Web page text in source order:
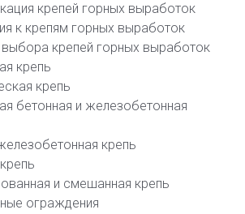
крепей горных выработок
к крепям горных выработок
крепей горных выработок
крепь
крепь
бетонная и железобетонная
крепь
и смешанная крепь
ограждения